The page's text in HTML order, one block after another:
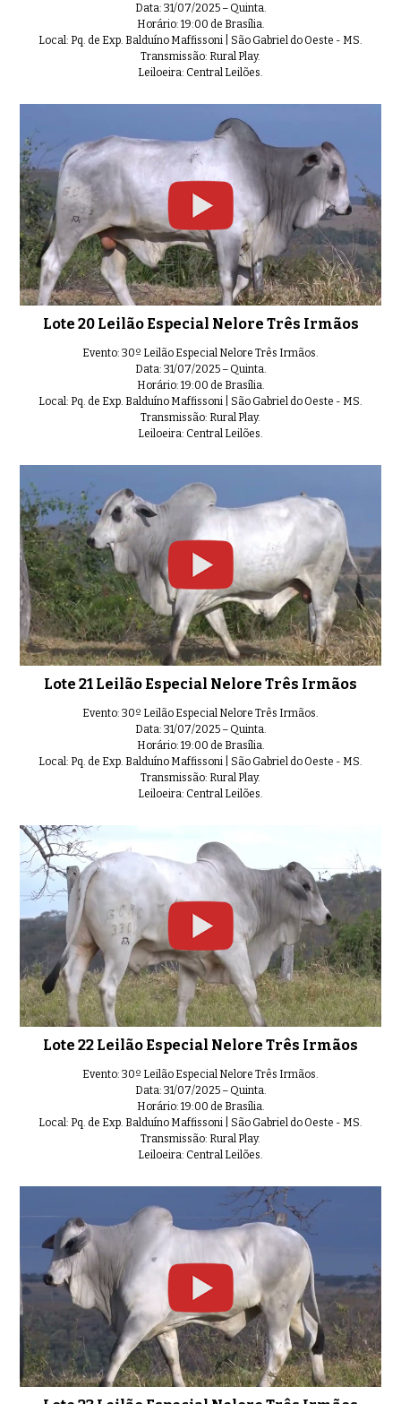
Data: 31/07/2025 – Quinta.
Horário: 19:00 de Brasília.
Local: Pq. de Exp. Balduíno Maffissoni | São Gabriel do Oeste - MS.
Transmissão: Rural Play.
Leiloeira: Central Leilões.
Lote 20 Leilão Especial Nelore Três Irmãos
Evento: 30º Leilão Especial Nelore Três Irmãos.
Data: 31/07/2025 – Quinta.
Horário: 19:00 de Brasília.
Local: Pq. de Exp. Balduíno Maffissoni | São Gabriel do Oeste - MS.
Transmissão: Rural Play.
Leiloeira: Central Leilões.
Lote 21 Leilão Especial Nelore Três Irmãos
Evento: 30º Leilão Especial Nelore Três Irmãos.
Data: 31/07/2025 – Quinta.
Horário: 19:00 de Brasília.
Local: Pq. de Exp. Balduíno Maffissoni | São Gabriel do Oeste - MS.
Transmissão: Rural Play.
Leiloeira: Central Leilões.
Lote 22 Leilão Especial Nelore Três Irmãos
Evento: 30º Leilão Especial Nelore Três Irmãos.
Data: 31/07/2025 – Quinta.
Horário: 19:00 de Brasília.
Local: Pq. de Exp. Balduíno Maffissoni | São Gabriel do Oeste - MS.
Transmissão: Rural Play.
Leiloeira: Central Leilões.